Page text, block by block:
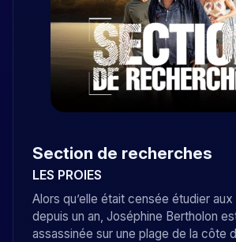
Section de recherches
LES PROIES
Alors qu’elle était censée étudier
depuis un an, Joséphine Bertholon
assassinée sur une plage de la côte